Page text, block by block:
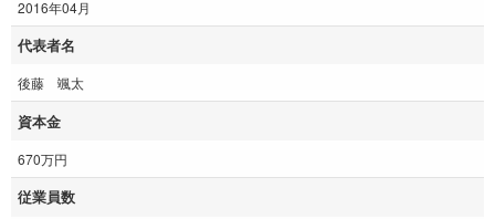
2016年04月
代表者名
後藤 颯太
資本金
670万円
従業員数